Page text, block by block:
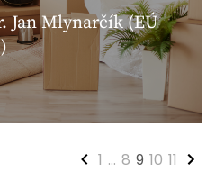
Jan Mlynarčík (EÚ
1 ... 8 9 10 11